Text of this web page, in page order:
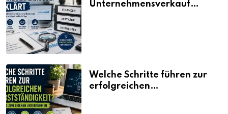
Unternehmensverkauf
Welche Schritte führen zur
erfolgreichen